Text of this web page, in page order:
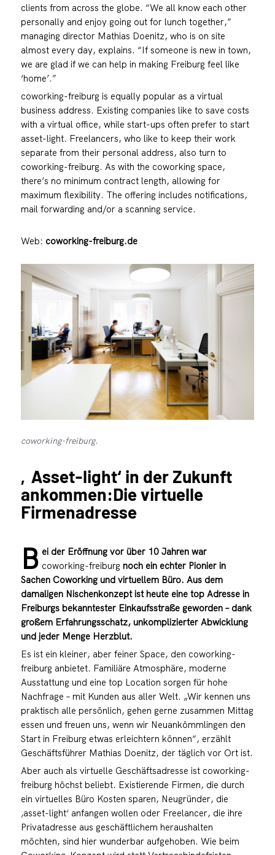
clients from across the globe. “We all know each other
personally and enjoy going out for lunch together,”
managing director Mathias Doenitz, who is on site
almost every day, explains. “If someone is new in town,
we are glad if we can help in making Freiburg feel like
‘home’.”
coworking-freiburg is equally popular as a virtual
business address. Existing companies like to save costs
with a virtual office, while start-ups often prefer to start
asset-light. Freelancers, who like to keep their work
separate from their personal address, also turn to
coworking-freiburg. As with the coworking space,
there’s no minimum contract length, allowing for
maximum flexibility. The offering includes notifications,
mail forwarding and/or a scanning service.
Web: coworking-freiburg.de
coworking-freiburg.
‚Asset-light‘ in der Zukunft
ankommen:Die virtuelle
Firmenadresse
B ei der Eröffnung vor über 10 Jahren war
coworking-freiburg noch ein echter Pionier in
Sachen Coworking und virtuellem Büro. Aus dem
damaligen Nischenkonzept ist heute eine top Adresse in
Freiburgs bekanntester Einkaufsstraße geworden – dank
großem Erfahrungsschatz, unkomplizierter Abwicklung
und jeder Menge Herzblut.
Es ist ein kleiner, aber feiner Space, den coworking-
freiburg anbietet. Familiäre Atmosphäre, moderne
Ausstattung und eine top Location sorgen für hohe
Nachfrage – mit Kunden aus aller Welt. „Wir kennen uns
praktisch alle persönlich, gehen gerne zusammen Mittag
essen und freuen uns, wenn wir Neuankömmlingen den
Start in Freiburg etwas erleichtern können“, erzählt
Geschäftsführer Mathias Doenitz, der täglich vor Ort ist.
Aber auch als virtuelle Geschäftsadresse ist coworking-
freiburg höchst beliebt. Existierende Firmen, die durch
ein virtuelles Büro Kosten sparen, Neugründer, die
‚asset-light‘ anfangen wollen oder Freelancer, die ihre
Privatadresse aus geschäftlichem heraushalten
möchten, sind hier wunderbar aufgehoben. Wie beim